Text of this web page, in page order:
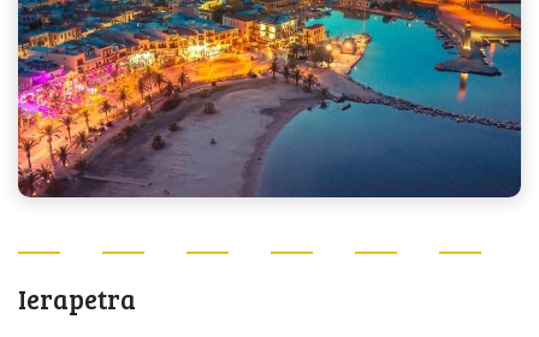
Ierapetra